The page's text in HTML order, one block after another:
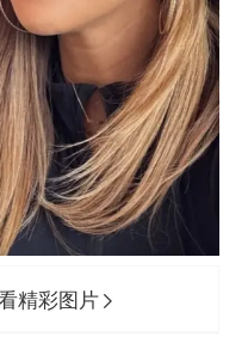
精彩图片